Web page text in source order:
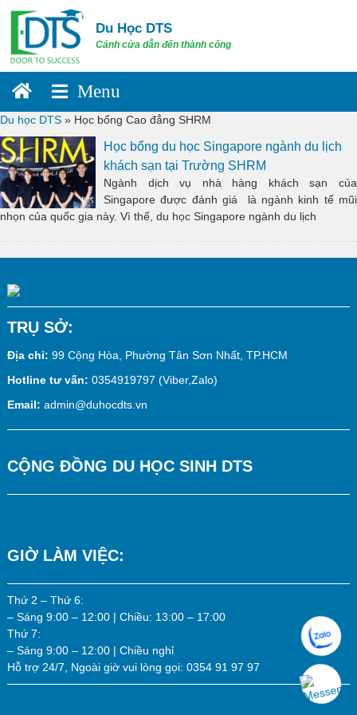
Du Học DTS
Cánh cửa dẫn đến thành công
Du học DTS » Học bổng Cao đẳng SHRM
Học bổng du học Singapore ngành du lịch
khách sạn tại Trường SHRM
Ngành dịch vụ nhà hàng khách sạn của
Singapore được đánh giá là ngành kinh tế mũi
nhọn của quốc gia này. Vì thế, du học Singapore ngành du lịch
TRỤ SỞ:
Địa chỉ: 99 Cộng Hòa, Phường Tân Sơn Nhất, TP.HCM
Hotline tư vấn: 0354919797 (Viber,Zalo)
Email: admin@duhocdts.vn
CỘNG ĐỒNG DU HỌC SINH DTS
GIỜ LÀM VIỆC:
Thứ 2 – Thứ 6:
– Sáng 9:00 – 12:00 | Chiều: 13:00 – 17:00
Thứ 7:
– Sáng 9:00 – 12:00 | Chiều nghỉ
Hỗ trợ 24/7, Ngoài giờ vui lòng gọi: 0354 91 97 97